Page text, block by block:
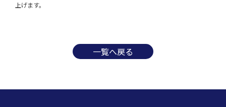
上げます。
一覧へ戻る